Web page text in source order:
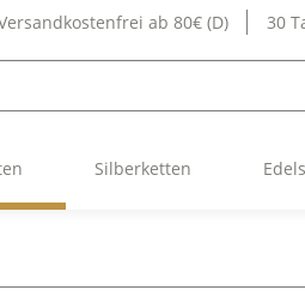
ab 80€ (D) 30
Silberketten